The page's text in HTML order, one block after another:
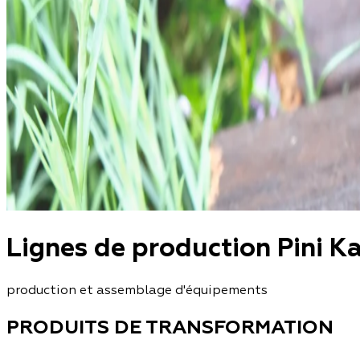
Lignes de production Pini
production et assemblage d'équipements
PRODUITS DE TRANSFORMATION